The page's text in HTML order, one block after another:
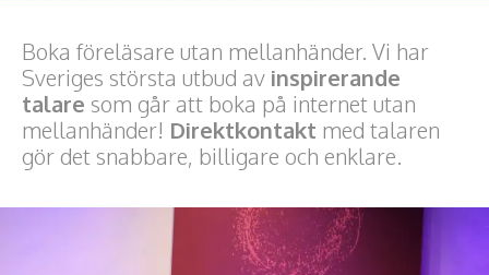
Life Stories & Trivsel
Keynote
Moderator, konferencier
Boka föreläsare utan mellanhänder. Vi har
Sveriges största utbud av inspirerande
talare som går att boka på internet utan
mellanhänder! Direktkontakt med talaren
gör det snabbare, billigare och enklare.